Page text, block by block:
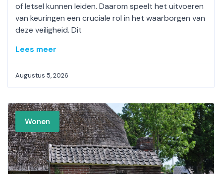
of letsel kunnen leiden. Daarom speelt het uitvoeren
van keuringen een cruciale rol in het waarborgen van
deze veiligheid. Dit
Lees meer
Augustus 5, 2026
Wonen